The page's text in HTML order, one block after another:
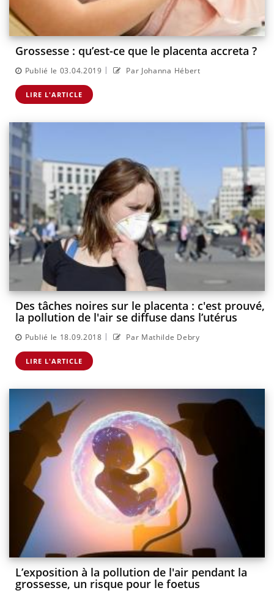
Grossesse : qu’est-ce que le placenta accreta ?
Publié le 03.04.2019 | Par Johanna Hébert
LIRE L'ARTICLE
Des tâches noires sur le placenta : c'est prouvé,
la pollution de l'air se diffuse dans l’utérus
Publié le 18.09.2018 | Par Mathilde Debry
LIRE L'ARTICLE
L’exposition à la pollution de l'air pendant la
grossesse, un risque pour le foetus